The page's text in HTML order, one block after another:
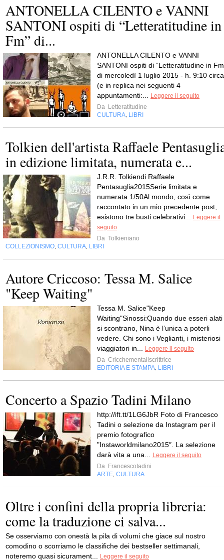
ANTONELLA CILENTO e VANNI
SANTONI ospiti di “Letteratitudine in
Fm” di...
ANTONELLA CILENTO e VANNI
SANTONI ospiti di “Letteratitudine in
di mercoledì 1 luglio 2015 - h. 9:10 circa
(e in replica nei seguenti 4
appuntamenti:...
Leggere il seguito
Da Letteratitudine
CULTURA LIBRI
Tolkien dell'artista Raffaele
in edizione limitata, numerata e...
J.R.R. Tolkiendi Raffaele
Pentasuglia2015Serie limitata e
numerata 1/50Al mondo, così come
raccontato in un mio precedente post,
esistono tre busti celebrativi...
Leggere il
seguito
Da Tolkieniano
COLLEZIONISMO CULTURA LIBRI
Autore Criccoso: Tessa M. Salice
"Keep Waiting"
Tessa M. Salice"Keep
Waiting"Sinossi:Quando due esseri alati
si scontrano, Nina è l’unica a poterli
vedere. Chi sono i Veglianti, i misteriosi
viaggiatori in...
Leggere il seguito
Da Cricchementaliscrittrice
EDITORIA E STAMPA LIBRI
Concerto a Spazio Tadini Milano
http://ift.tt/1LG6JbR Foto di Francesco
Tadini o selezione da Instagram per il
premio fotografico
"Instaworldmilano2015″. La selezione
darà vita a una...
Leggere il seguito
Da Francescotadini
ARTE CULTURA
Oltre i confini della propria libreria:
come la traduzione ci salva...
Se osserviamo con onestà la pila di volumi che giace sul nostro
comodino o scorriamo le classifiche dei bestseller settimanali,
noteremo quasi sicurament...
Leggere il seguito